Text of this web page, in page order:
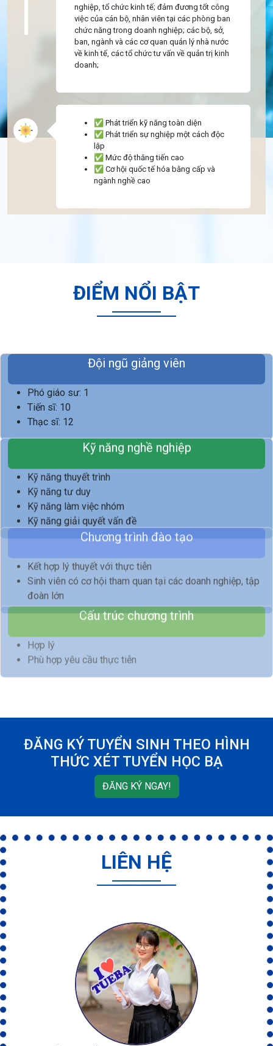
nghiệp, tổ chức kinh tế; đảm đương tốt công
việc của cán bộ, nhân viên tại các phòng ban
chức năng trong doanh nghiệp; các bộ, sở,
ban, ngành và các cơ quan quản lý nhà nước
về kinh tế, các tổ chức tư vấn về quản trị kinh
doanh;
✅ Phát triển kỹ năng toàn diện
✅ Phát triển sự nghiệp một cách độc
lập
✅ Mức độ thăng tiến cao
✅ Cơ hội quốc tế hóa bằng cấp và
ngành nghề cao
ĐIỂM NỔI BẬT
Đội ngũ giảng viên
Phó giáo sư: 1
Tiến sĩ: 10
Thạc sĩ: 12
Kỹ năng nghề nghiệp
Kỹ năng thuyết trình
Kỹ năng tư duy
Kỹ năng làm việc nhóm
Kỹ năng giải quyết vấn đề
Chương trình đào tạo
Kết hợp lý thuyết với thực tiễn
Sinh viên có cơ hội tham quan tại các doanh nghiệp, tập
đoàn lớn
Cấu trúc chương trình
Hợp lý
ĐĂNG KÝ TUYỂN SINH THEO HÌNH
THỨC XÉT TUYỂN HỌC BẠ
ĐĂNG KÝ NGAY!
LIÊN HỆ